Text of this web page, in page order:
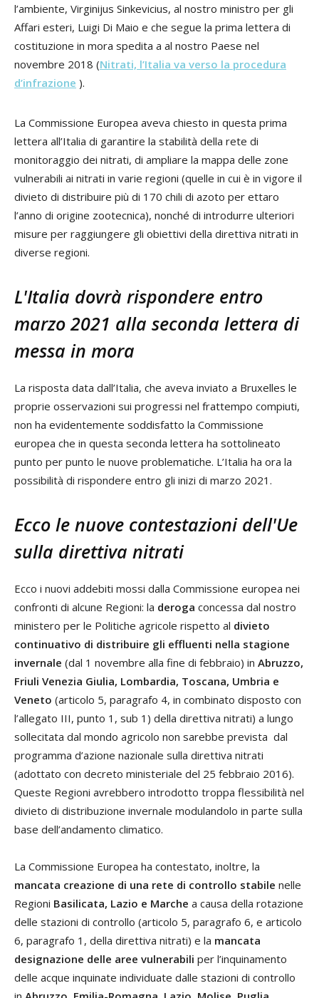
l’ambiente, Virginijus Sinkevicius, al nostro ministro per gli
Affari esteri, Luigi Di Maio e che segue la prima lettera di
costituzione in mora spedita a al nostro Paese nel
novembre 2018 (Nitrati, l’Italia va verso la procedura
d’infrazione ).
La Commissione Europea aveva chiesto in questa prima
lettera all’Italia di garantire la stabilità della rete di
monitoraggio dei nitrati, di ampliare la mappa delle zone
vulnerabili ai nitrati in varie regioni (quelle in cui è in vigore il
divieto di distribuire più di 170 chili di azoto per ettaro
l’anno di origine zootecnica), nonché di introdurre ulteriori
misure per raggiungere gli obiettivi della direttiva nitrati in
diverse regioni.
L'Italia dovrà rispondere entro
marzo 2021 alla seconda lettera di
messa in mora
La risposta data dall’Italia, che aveva inviato a Bruxelles le
proprie osservazioni sui progressi nel frattempo compiuti,
non ha evidentemente soddisfatto la Commissione
europea che in questa seconda lettera ha sottolineato
punto per punto le nuove problematiche. L’Italia ha ora la
possibilità di rispondere entro gli inizi di marzo 2021.
Ecco le nuove contestazioni dell'Ue
sulla direttiva nitrati
Ecco i nuovi addebiti mossi dalla Commissione europea nei
confronti di alcune Regioni: la deroga concessa dal nostro
ministero per le Politiche agricole rispetto al divieto
continuativo di distribuire gli effluenti nella stagione
invernale (dal 1 novembre alla fine di febbraio) in Abruzzo,
Friuli Venezia Giulia, Lombardia, Toscana, Umbria e
Veneto (articolo 5, paragrafo 4, in combinato disposto con
l’allegato III, punto 1, sub 1) della direttiva nitrati) a lungo
sollecitata dal mondo agricolo non sarebbe prevista dal
programma d’azione nazionale sulla direttiva nitrati
(adottato con decreto ministeriale del 25 febbraio 2016).
Queste Regioni avrebbero introdotto troppa flessibilità nel
divieto di distribuzione invernale modulandolo in parte sulla
base dell’andamento climatico.
La Commissione Europea ha contestato, inoltre, la
mancata creazione di una rete di controllo stabile nelle
Regioni Basilicata, Lazio e Marche a causa della rotazione
delle stazioni di controllo (articolo 5, paragrafo 6, e articolo
6, paragrafo 1, della direttiva nitrati) e la mancata
designazione delle aree vulnerabili per l’inquinamento
delle acque inquinate individuate dalle stazioni di controllo